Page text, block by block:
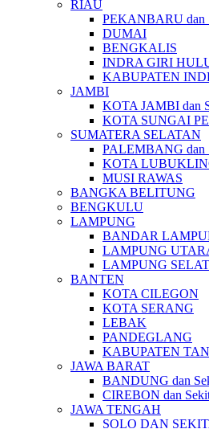
RIAU
PEKANBARU dan
DUMAI
BENGKALIS
INDRA GIRI
KABUPATEN
JAMBI
KOTA JAMBI dan
KOTA SUNGAI
SUMATERA SELATAN
PALEMBANG dan
KOTA
MUSI RAWAS
BANGKA BELITUNG
BENGKULU
LAMPUNG
BANDAR
LAMPUNG
LAMPUNG
BANTEN
KOTA CILEGON
KOTA SERANG
LEBAK
PANDEGLANG
KABUPATEN
JAWA BARAT
BANDUNG dan
CIREBON dan
JAWA TENGAH
SOLO DAN